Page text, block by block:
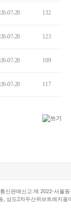
07-28 132
07-28 123
07-28 109
07-28 117
통신판매신고:제 2022-서울
, 상도2차두산위브트레지움